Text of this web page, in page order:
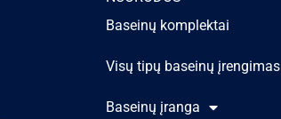
Baseinų komplektai
Visų tipų baseinų įrengimas
Baseinų įranga